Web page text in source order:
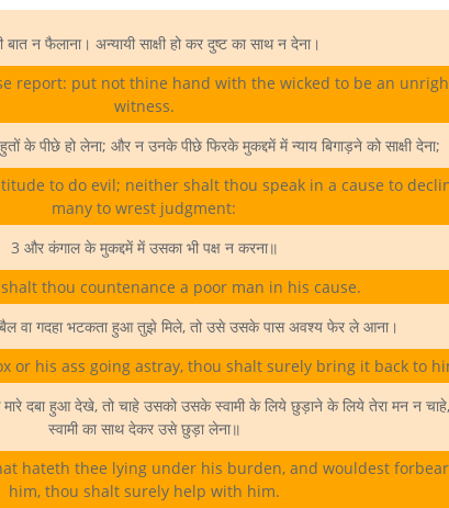
बात न फैलाना। अन्यायी साक्षी हो कर दुष्ट का साथ न देना।
report: put not thine hand with the wicked to be an
witness.
के पीछे हो लेना; और न उनके पीछे फिरके मुकद्दमें में न्याय बिगाड़ने को साक्षी देना;
to do evil; neither shalt thou speak in a cause to
many to wrest judgment:
3 और कंगाल के मुकद्दमें में उसका भी पक्ष न करना॥
thou countenance a poor man in his cause.
वा गदहा भटकता हुआ तुझे मिले, तो उसे उसके पास अवश्य फेर ले आना।
or his ass going astray, thou shalt surely bring it back to
दबा हुआ देखे, तो चाहे उसको उसके स्वामी के लिये छुड़ाने के लिये तेरा मन न
स्वामी का साथ देकर उसे छुड़ा लेना॥
hateth thee lying under his burden, and wouldest
him, thou shalt surely help with him.